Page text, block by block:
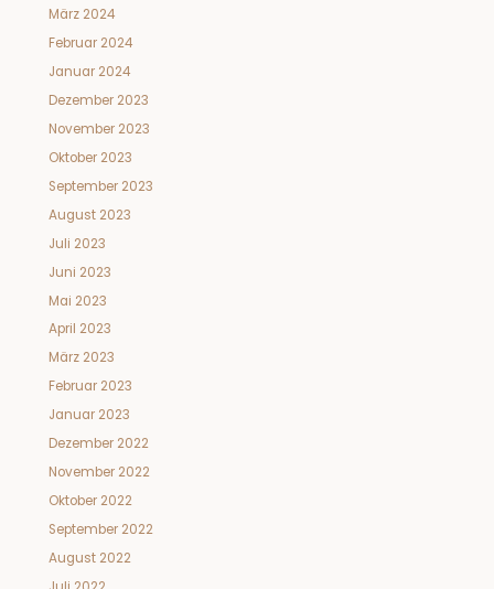
März 2024
Februar 2024
Januar 2024
Dezember 2023
November 2023
Oktober 2023
September 2023
August 2023
Juli 2023
Juni 2023
Mai 2023
April 2023
März 2023
Februar 2023
Januar 2023
Dezember 2022
November 2022
Oktober 2022
September 2022
August 2022